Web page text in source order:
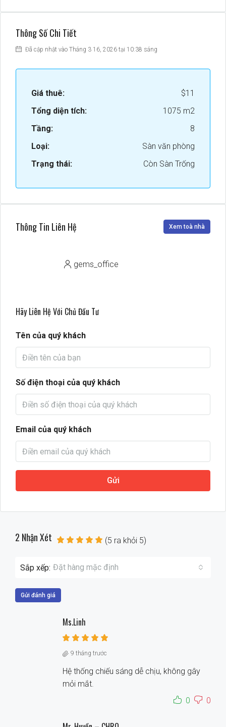
Thông Số Chi Tiết
Đã cập nhật vào Tháng 3 16, 2026 tại 10:38 sáng
Giá thuê:
$11
Tổng diện tích:
1075 m2
Tầng:
8
Loại:
Sàn văn phòng
Trạng thái:
Còn Sàn Trống
Thông Tin Liên Hệ Xem toà nhà
gems_office
Hãy Liên Hệ Với Chủ Đầu Tư
Tên của quý khách
Số điện thoại của quý khách
Email của quý khách
Gửi
2 Nhận Xét (5 ra khỏi 5)
Sắp xếp: Đặt hàng mặc định
Gửi đánh giá
Ms.Linh
9 tháng trước
Hệ thống chiếu sáng dễ chịu, không gây
mỏi mắt.
0
0